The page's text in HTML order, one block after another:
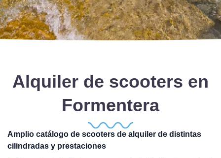
Alquiler de scooters en
Formentera
Amplio catálogo de scooters de alquiler de distintas
cilindradas y prestaciones